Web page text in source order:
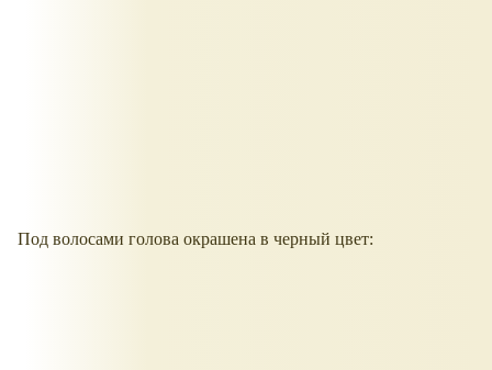
Под волосами голова окрашена в черный цвет: